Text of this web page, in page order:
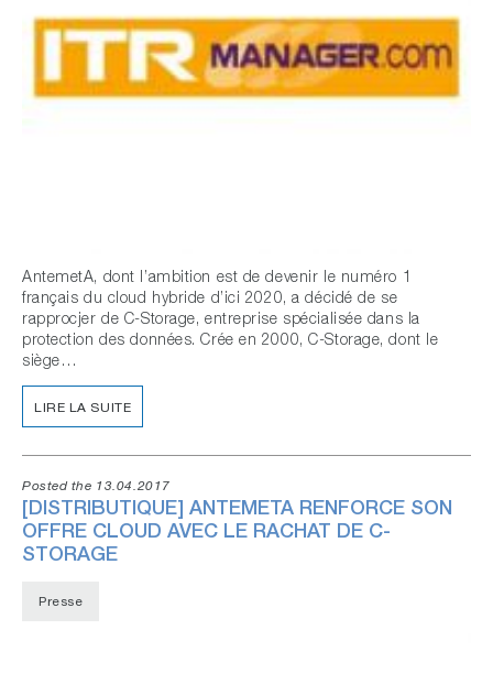
AntemetA, dont l’ambition est de devenir le numéro 1
français du cloud hybride d’ici 2020, a décidé de se
rapprocjer de C-Storage, entreprise spécialisée dans la
protection des données. Crée en 2000, C-Storage, dont le
siège…
LIRE LA SUITE
Posted the 13.04.2017
[DISTRIBUTIQUE] ANTEMETA RENFORCE SON
OFFRE CLOUD AVEC LE RACHAT DE C-
STORAGE
Presse